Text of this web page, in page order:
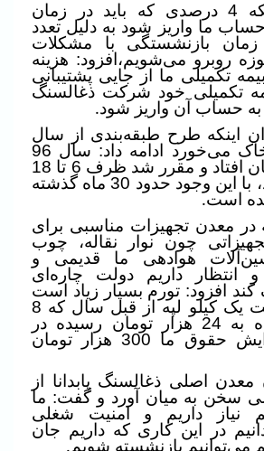
وی با بیان اینکه 4 درصدی که باید در زمان
ما واریز شود به دلیل تعدد
زمان بازنشستگی با مشکلات
روبرو می‌شویم،افزود: هزینه
تکمیلی ما از جایی پشتیبانی
تکمیلی خود شرکت ذغالسنگ
به حساب آن واریز شود.
اینکه طرح طبقه‌بندی از سال
92 در کشوها خاک می‌خورد ادامه داد: سال 96
این طرح به جریان افتاد و مقرر شد ظرف 6 تا 18
ماه اجرایی شود، با این وجود حدود 30 ماه گذشته
است.
در معدن تجهیزات مناسبی برای
چون نوار نقاله، چوب
هوادهی ما قدیمی و
انتظار داریم دولت چاره‌ای
افزود: تورم بسیار زیاد است
و بای مثال قیمت یک کیلو لپه از قبل سال که 8
هزار تومان بوده به 24 هزار تومان رسیده در
حالیکه کل افزایش حقوق ما 300 هزار تومان
معدن اصلی ذغالسنگ پابدانا از
سخن به میان آورد و گفت: ما
نیاز داریم و امنیت شغلی
در این کاری که داریم جان
می‌توانیم بازنشسته شویم